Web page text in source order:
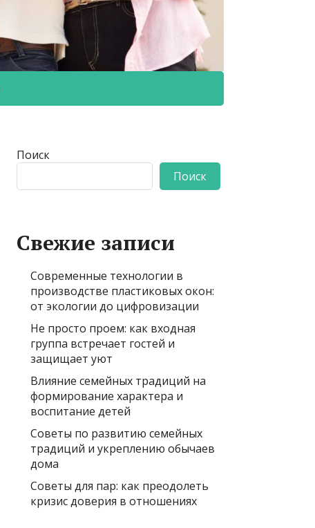
Поиск
Поиск
Свежие записи
Современные технологии в
производстве пластиковых окон:
от экологии до цифровизации
Не просто проем: как входная
группа встречает гостей и
защищает уют
Влияние семейных традиций на
формирование характера и
воспитание детей
Советы по развитию семейных
традиций и укреплению обычаев
дома
Советы для пар: как преодолеть
кризис доверия в отношениях